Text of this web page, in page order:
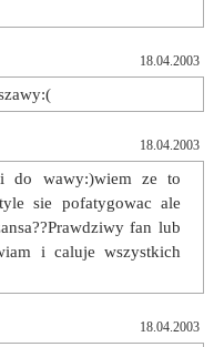
18.04.2003
18.04.2003
do wawy:)wiem ze to
sie pofatygowac ale
fan lub
i caluje wszystkich
18.04.2003